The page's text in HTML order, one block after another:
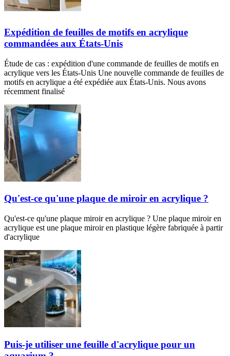
Expédition de feuilles de motifs en acrylique
commandées aux États-Unis
Étude de cas : expédition d'une commande de feuilles de motifs en
acrylique vers les États-Unis Une nouvelle commande de feuilles de
motifs en acrylique a été expédiée aux États-Unis. Nous avons
récemment finalisé
Qu'est-ce qu'une plaque de miroir en acrylique ?
Qu'est-ce qu'une plaque miroir en acrylique ? Une plaque miroir en
acrylique est une plaque miroir en plastique légère fabriquée à partir
d'acrylique
Puis-je utiliser une feuille d'acrylique pour un